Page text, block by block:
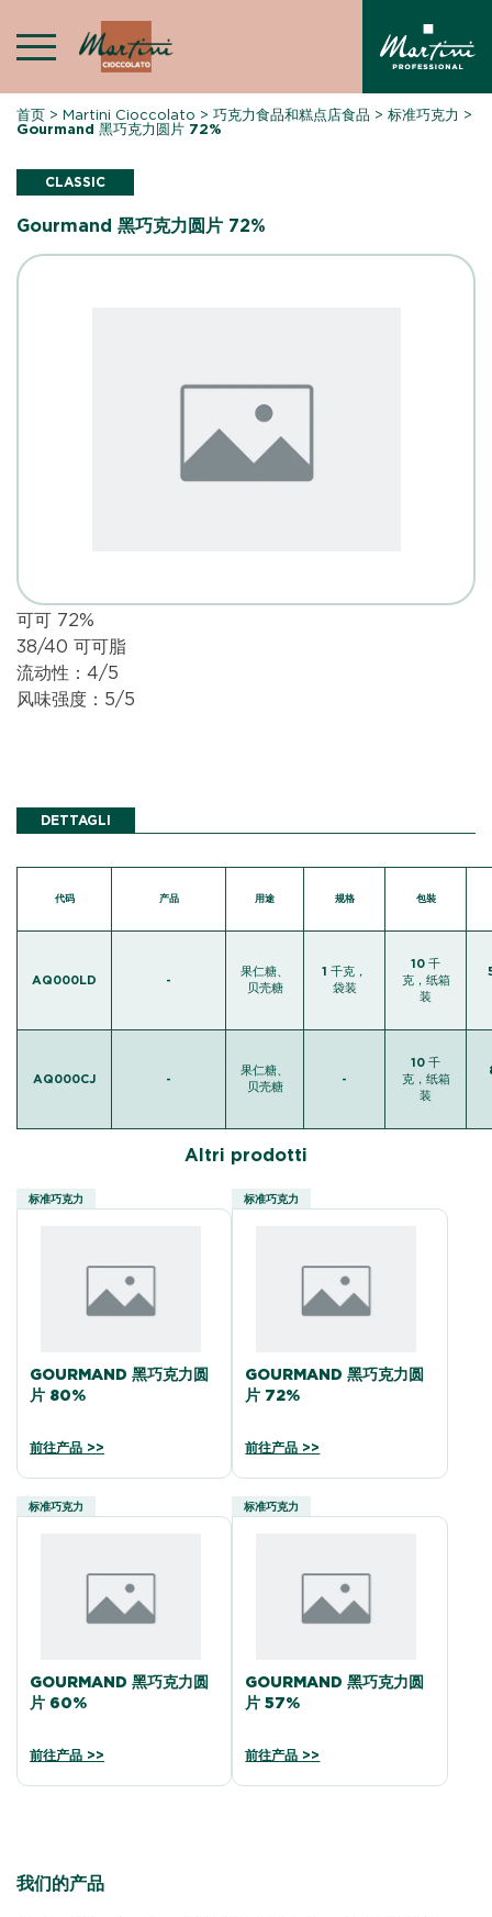
content
首页 >Martini Cioccolato >巧克力食品和糕点店食品 >标准巧克力 >
Gourmand 黑巧克力圆片 72%
CLASSIC
Gourmand 黑巧克力圆片 72%
可可 72%
38/40 可可脂
流动性：4/5
风味强度：5/5
DETTAGLI
代码 产品
AQ000LD -
AQ000CJ -
用途 规格 包裝
果仁糖、
贝壳糖
1 千克，
袋装
10 千
克，纸箱
装
果仁糖、
贝壳糖
-
10 千
克，纸箱
装
Altri prodotti
标准巧克力
GOURMAND 黑巧克力圆
片 80%
前往产品 >>
标准巧克力
GOURMAND 黑巧克力圆
片 72%
前往产品 >>
标准巧克力
GOURMAND 黑巧克力圆
片 60%
前往产品 >>
标准巧克力
GOURMAND 黑巧克力圆
片 57%
前往产品 >>
我们的产品